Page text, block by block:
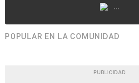
...
POPULAR EN LA COMUNIDAD
PUBLICIDAD